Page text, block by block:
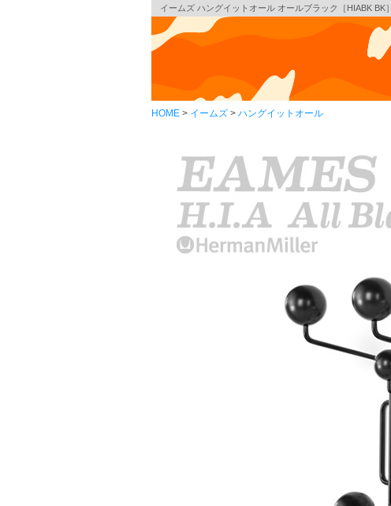
イームズ ハングイットオール オールブラック［HIABK BK］
HOME イームズ ハングイットオール